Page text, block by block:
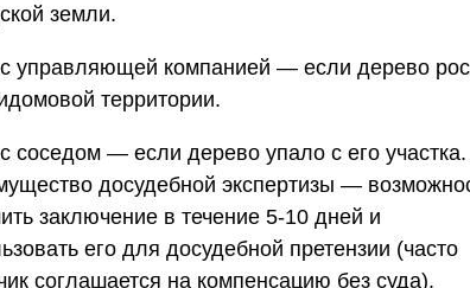
земли.
управляющей компанией — если дерево
территории.
соседом — если дерево упало с его участка.
досудебной экспертизы —
заключение в течение 5-10 дней и
его для досудебной претензии (часто
соглашается на компенсацию без суда).